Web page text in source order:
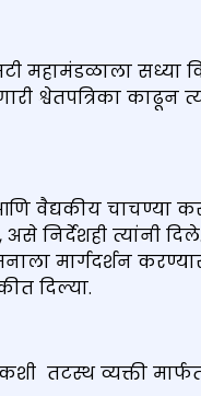
महामंडळाला सध्या
श्वेतपत्रिका काढून
वैद्यकीय चाचण्या
निर्देशही त्यांनी
मार्गदर्शन
दिल्या.
तटस्थ व्यक्ती